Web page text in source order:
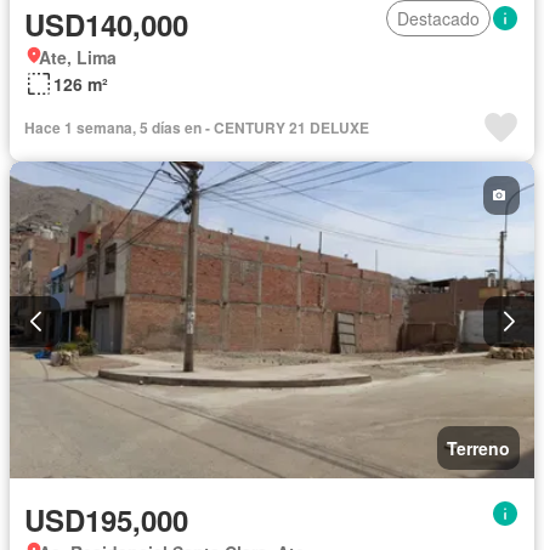
USD140,000
Destacado
Ate, Lima
126 m²
Hace 1 semana, 5 días en - CENTURY 21 DELUXE
Terreno
USD195,000